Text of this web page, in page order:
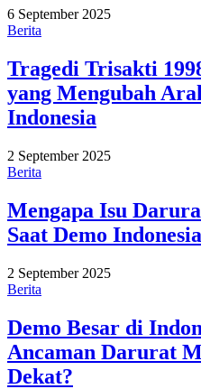
6 September 2025
Berita
Tragedi Trisakti
yang Mengubah
Indonesia
2 September 2025
Berita
Mengapa Isu
Saat Demo
2 September 2025
Berita
Demo Besar di
Ancaman Darurat
Dekat?